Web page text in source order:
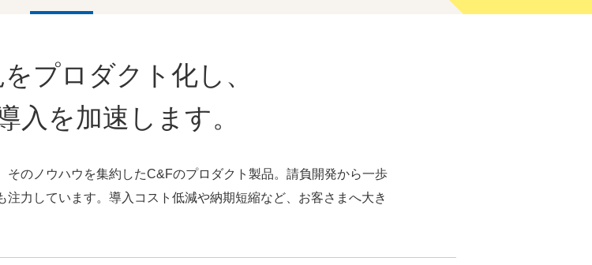
プロダクト化し、
入を加速します。
のノウハウを集約したC&Fのプロダクト製品。請負開発から一歩
力しています。導入コスト低減や納期短縮など、お客さまへ大き